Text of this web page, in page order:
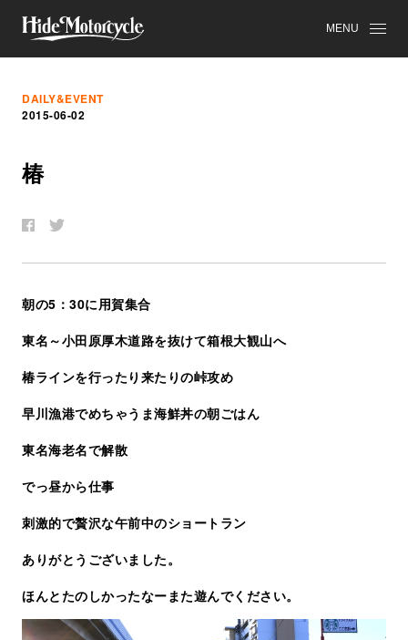
MENU
DAILY&EVENT
2015-06-02
椿
朝の5：30に用賀集合
東名～小田原厚木道路を抜けて箱根大観山へ
椿ラインを行ったり来たりの峠攻め
早川漁港でめちゃうま海鮮丼の朝ごはん
東名海老名で解散
でっ昼から仕事
刺激的で贅沢な午前中のショートラン
ありがとうございました。
ほんとたのしかったなーまた遊んでください。